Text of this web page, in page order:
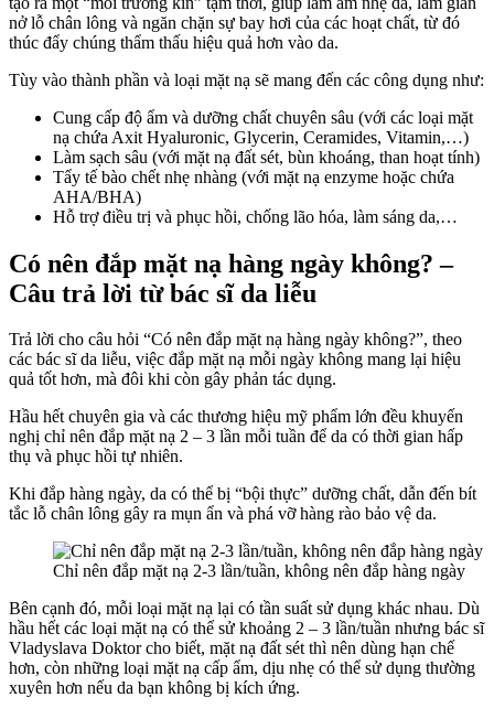
nở lỗ chân lông và ngăn chặn sự bay hơi của các hoạt chất, từ đó
thúc đẩy chúng thẩm thấu hiệu quả hơn vào da.
Tùy vào thành phần và loại mặt nạ sẽ mang đến các công dụng như:
Cung cấp độ ẩm và dưỡng chất chuyên sâu (với các loại mặt
nạ chứa Axit Hyaluronic, Glycerin, Ceramides, Vitamin,…)
Làm sạch sâu (với mặt nạ đất sét, bùn khoáng, than hoạt tính)
Tẩy tế bào chết nhẹ nhàng (với mặt nạ enzyme hoặc chứa
AHA/BHA)
Hỗ trợ điều trị và phục hồi, chống lão hóa, làm sáng da,…
Có nên đắp mặt nạ hàng ngày không? –
Câu trả lời từ bác sĩ da liễu
Trả lời cho câu hỏi “Có nên đắp mặt nạ hàng ngày không?”, theo
các bác sĩ da liễu, việc đắp mặt nạ mỗi ngày không mang lại hiệu
quả tốt hơn, mà đôi khi còn gây phản tác dụng.
Hầu hết chuyên gia và các thương hiệu mỹ phẩm lớn đều khuyến
nghị chỉ nên đắp mặt nạ 2 – 3 lần mỗi tuần để da có thời gian hấp
thụ và phục hồi tự nhiên.
Khi đắp hàng ngày, da có thể bị “bội thực” dưỡng chất, dẫn đến bít
tắc lỗ chân lông gây ra mụn ẩn và phá vỡ hàng rào bảo vệ da.
Chỉ nên đắp mặt nạ 2-3 lần/tuần, không nên đắp hàng ngày
Bên cạnh đó, mỗi loại mặt nạ lại có tần suất sử dụng khác nhau. Dù
hầu hết các loại mặt nạ có thể sử khoảng 2 – 3 lần/tuần nhưng bác sĩ
Vladyslava Doktor cho biết, mặt nạ đất sét thì nên dùng hạn chế
hơn, còn những loại mặt nạ cấp ẩm, dịu nhẹ có thể sử dụng thường
xuyên hơn nếu da bạn không bị kích ứng.